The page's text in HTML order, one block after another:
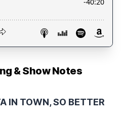
& Show Notes
IN TOWN, SO BETTER